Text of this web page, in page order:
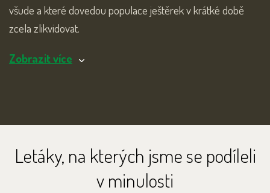
všude a které dovedou populace ještěrek v krátké době
zcela zlikvidovat.
Zobrazit více
Letáky, na kterých jsme se podíleli
v minulosti